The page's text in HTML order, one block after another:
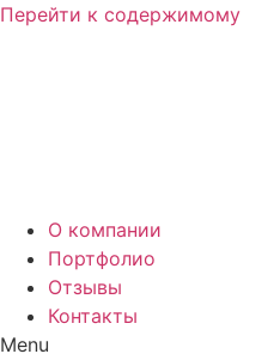
Перейти к содержимому
О компании
Портфолио
Отзывы
Контакты
Menu